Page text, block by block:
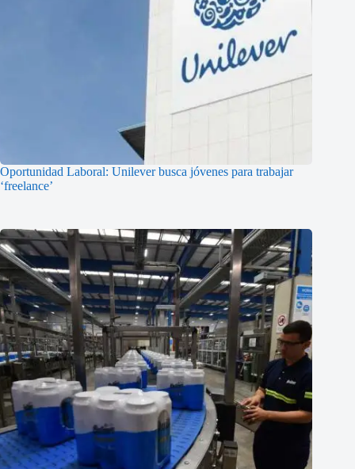
Oportunidad Laboral: Unilever busca jóvenes para trabajar
‘freelance’